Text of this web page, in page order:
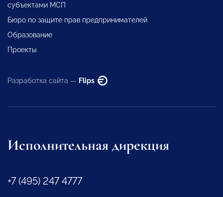
субъектами МСП
Бюро по защите прав предпринимателей
Образование
Проекты
Разработка сайта — Flips
Исполнительная дирекция
+7 (495) 247 4777